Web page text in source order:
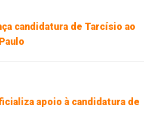
candidatura de Tarcísio ao
apoio à candidatura de